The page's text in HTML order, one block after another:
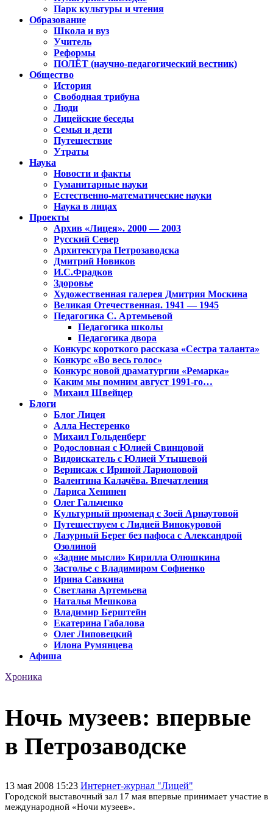
Парк культуры и чтения
Образование
Школа и вуз
Учитель
Реформы
ПОЛЁТ (научно-педагогический вестник)
Общество
История
Свободная трибуна
Люди
Лицейские беседы
Семья и дети
Путешествие
Утраты
Наука
Новости и факты
Гуманитарные науки
Естественно-математические науки
Наука в лицах
Проекты
Архив «Лицея». 2000 — 2003
Русский Север
Архитектура Петрозаводска
Дмитрий Новиков
И.С.Фрадков
Здоровье
Художественная галерея Дмитрия Москина
Великая Отечественная. 1941 — 1945
Педагогика С. Артемьевой
Педагогика школы
Педагогика двора
Конкурс короткого рассказа «Сестра таланта»
Конкурс «Во весь голос»
Конкурс новой драматургии «Ремарка»
Каким мы помним август 1991-го…
Михаил Швейцер
Блоги
Блог Лицея
Алла Нестеренко
Михаил Гольденберг
Родословная с Юлией Свинцовой
Видоискатель с Юлией Утышевой
Вернисаж с Ириной Ларионовой
Валентина Калачёва. Впечатления
Лариса Хенинен
Олег Гальченко
Культурный променад с Зоей Арнаутовой
Путешествуем с Лидией Винокуровой
Лазурный Берег без пафоса с Александрой
Озолиной
«Задние мысли» Кирилла Олюшкина
Застолье с Владимиром Софиенко
Ирина Савкина
Светлана Артемьева
Наталья Мешкова
Владимир Берштейн
Екатерина Габалова
Олег Липовецкий
Илона Румянцева
Афиша
Хроника
Ночь музеев: впервые
в Петрозаводске
13 мая 2008 15:23 Интернет-журнал "Лицей"
Городской выставочный зал 17 мая впервые принимает участие в
международной «Ночи музеев».